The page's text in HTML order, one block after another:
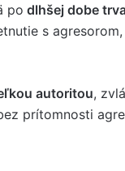
po dlhšej dobe
s
autoritou,
prítomnosti